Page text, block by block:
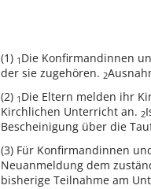
(1) 1 Die Konfirmandinnen
der sie zugehören. 2
(2) 1 Die Eltern melden ihr
Kirchlichen Unterricht an. 2
Bescheinigung über die
(3) Für Konfirmandinnen
Neuanmeldung dem
bisherige Teilnahme am